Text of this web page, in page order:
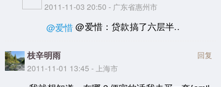
2011-11-03 20:50 - 广东省惠州市
@爱惜 @爱惜：贷款搞了六层半..
枝辛明雨
2011-11-01 13:45 - 上海市
回复